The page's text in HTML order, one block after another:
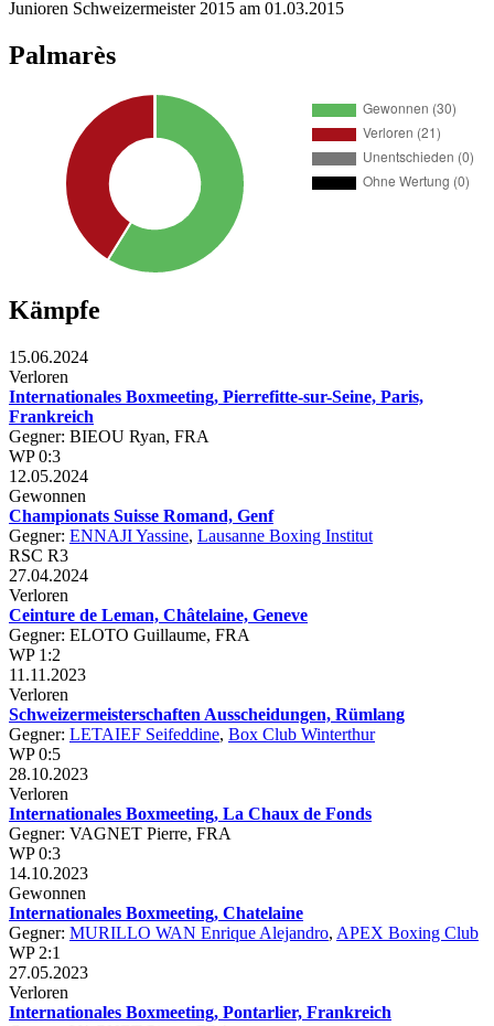
Junioren Schweizermeister 2015 am 01.03.2015
Palmarès
Kämpfe
15.06.2024
Verloren
Internationales Boxmeeting, Pierrefitte-sur-Seine, Paris,
Frankreich
Gegner: BIEOU Ryan, FRA
WP 0:3
12.05.2024
Gewonnen
Championats Suisse Romand, Genf
Gegner: ENNAJI Yassine, Lausanne Boxing Institut
RSC R3
27.04.2024
Verloren
Ceinture de Leman, Châtelaine, Geneve
Gegner: ELOTO Guillaume, FRA
WP 1:2
11.11.2023
Verloren
Schweizermeisterschaften Ausscheidungen, Rümlang
Gegner: LETAIEF Seifeddine, Box Club Winterthur
WP 0:5
28.10.2023
Verloren
Internationales Boxmeeting, La Chaux de Fonds
Gegner: VAGNET Pierre, FRA
WP 0:3
14.10.2023
Gewonnen
Internationales Boxmeeting, Chatelaine
Gegner: MURILLO WAN Enrique Alejandro, APEX Boxing Club
WP 2:1
27.05.2023
Verloren
Internationales Boxmeeting, Pontarlier, Frankreich